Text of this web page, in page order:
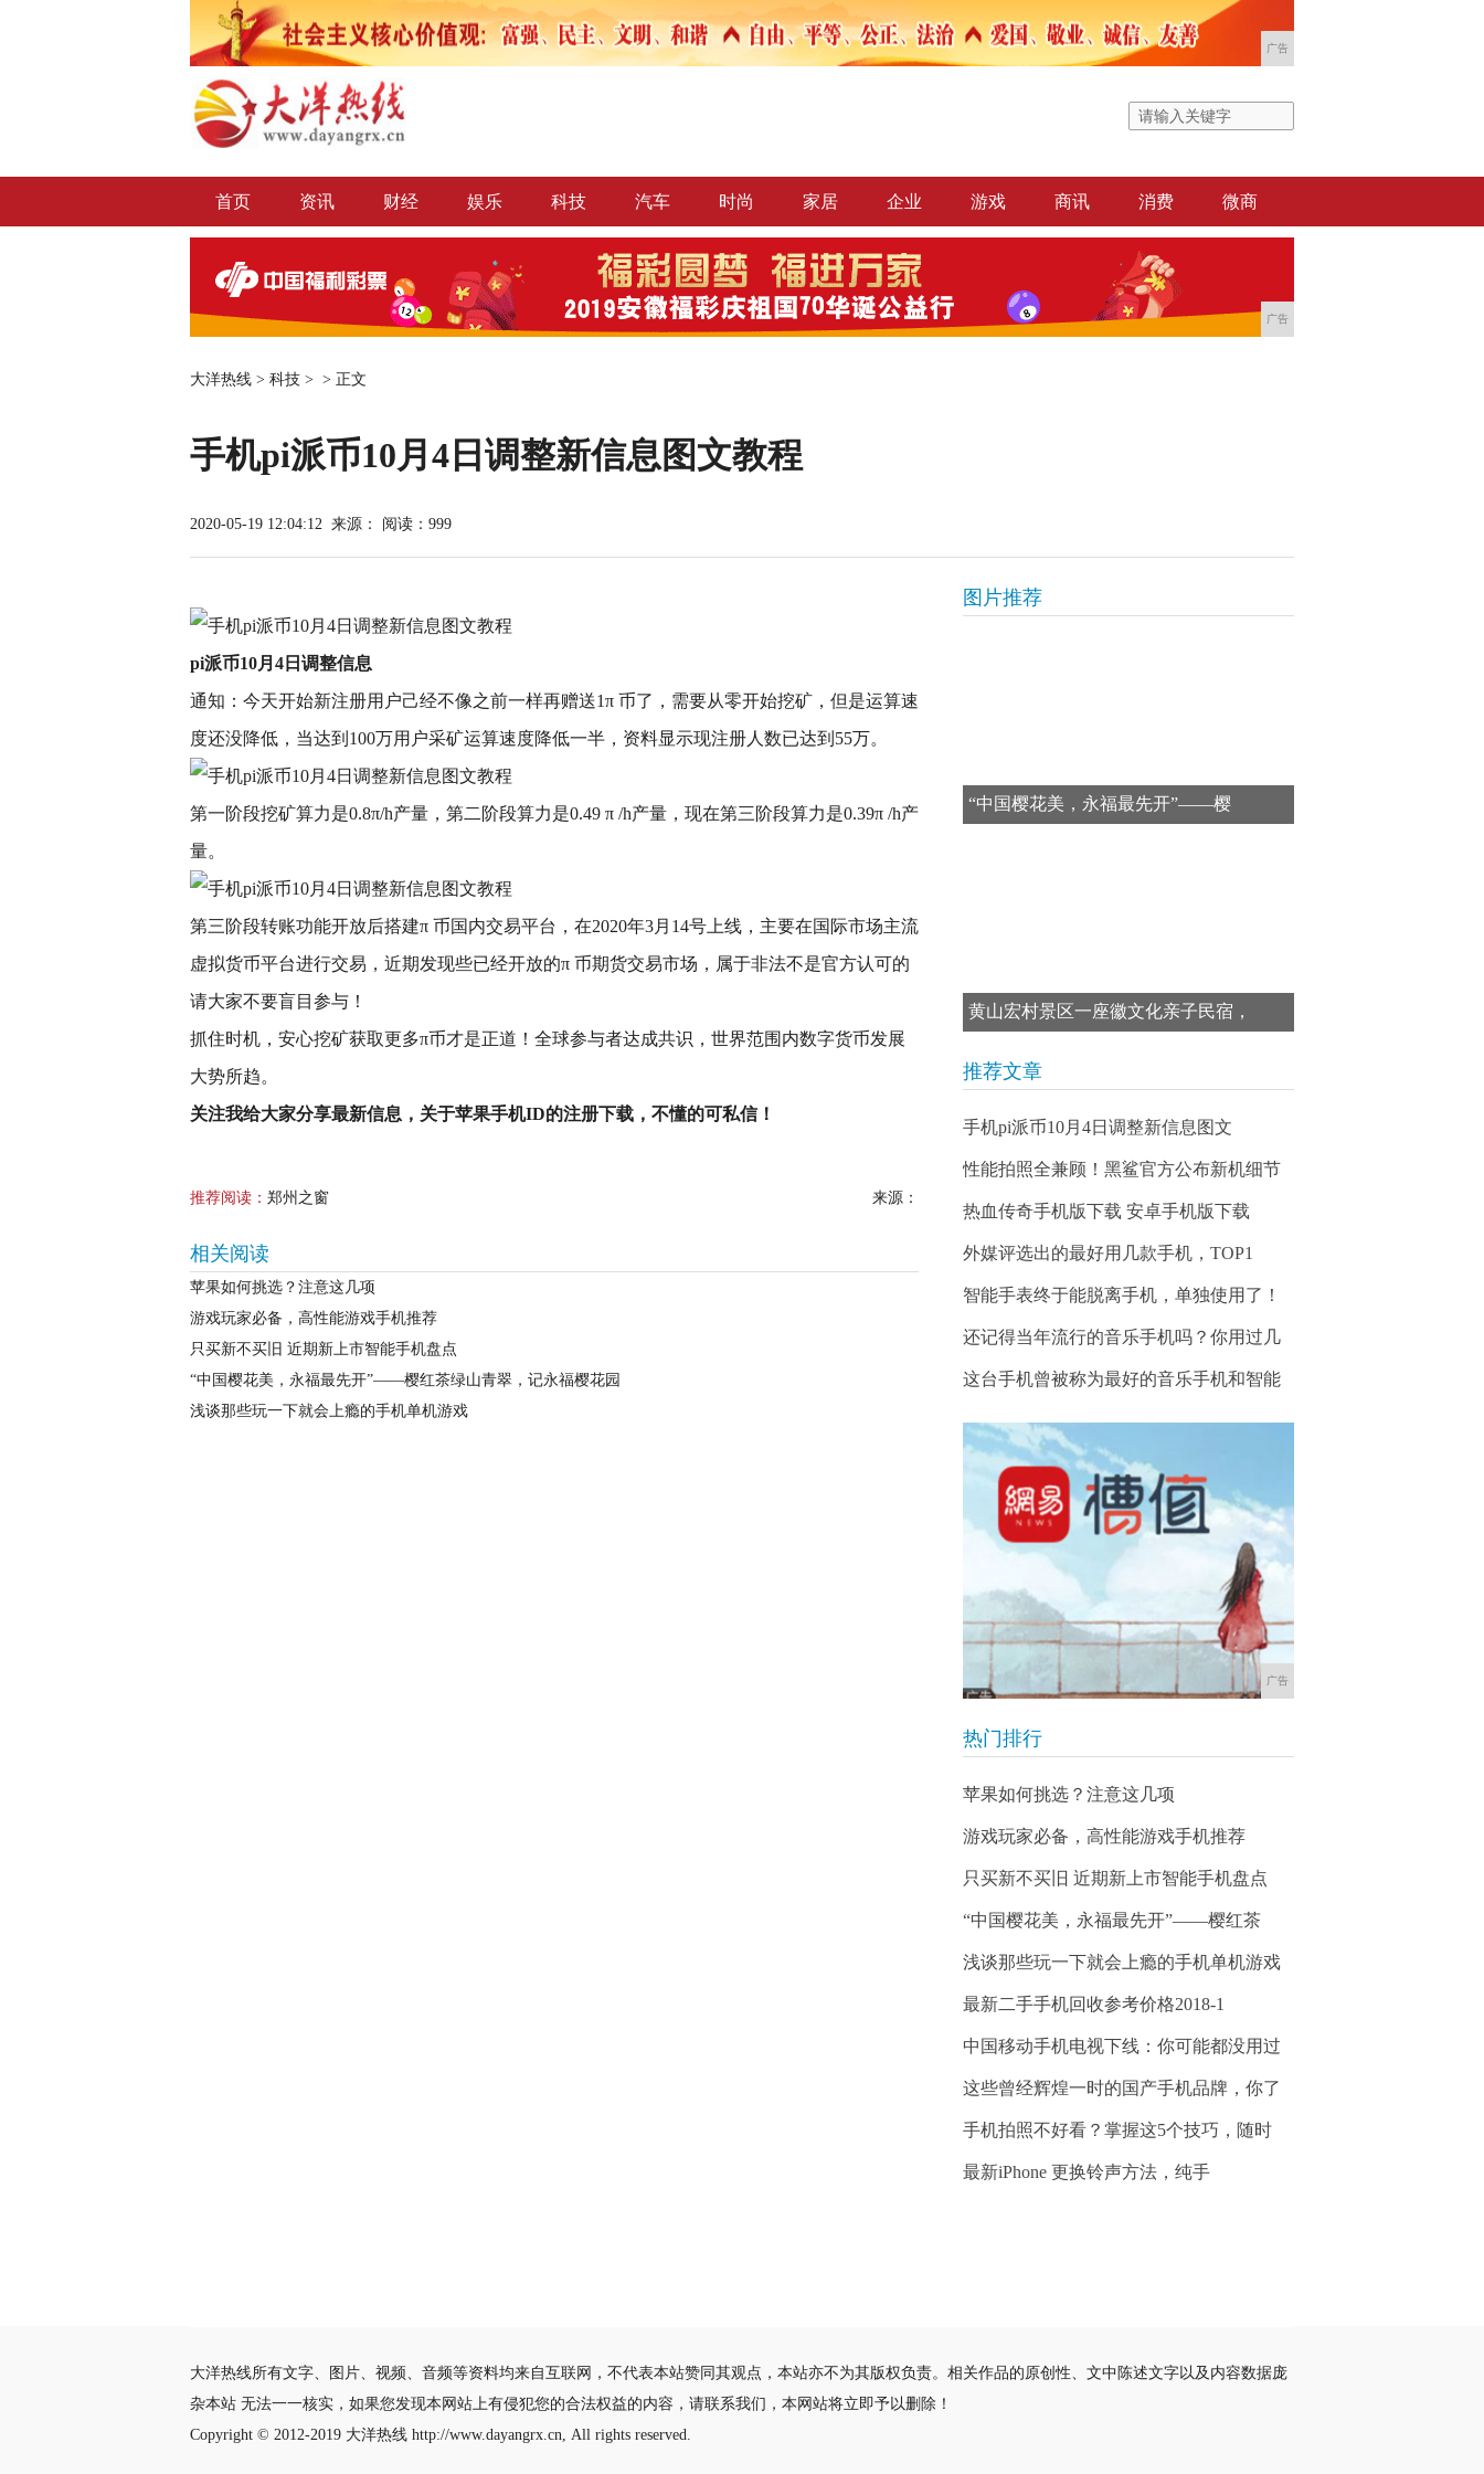
广告
首页 资讯 财经 娱乐 科技 汽车 时尚 家居 企业 游戏 商讯 消费 微商
广告
大洋热线 > 科技 > > 正文
手机pi派币10月4日调整新信息图文教程
2020-05-19 12:04:12 来源： 阅读：999
pi派币10月4日调整信息
通知：今天开始新注册用户己经不像之前一样再赠送1π 币了，需要从零开始挖矿，但是运算速
度还没降低，当达到100万用户采矿运算速度降低一半，资料显示现注册人数已达到55万。
第一阶段挖矿算力是0.8π/h产量，第二阶段算力是0.49 π /h产量，现在第三阶段算力是0.39π /h产
量。
第三阶段转账功能开放后搭建π 币国内交易平台，在2020年3月14号上线，主要在国际市场主流
虚拟货币平台进行交易，近期发现些已经开放的π 币期货交易市场，属于非法不是官方认可的
请大家不要盲目参与！
抓住时机，安心挖矿获取更多π币才是正道！全球参与者达成共识，世界范围内数字货币发展
大势所趋。
关注我给大家分享最新信息，关于苹果手机ID的注册下载，不懂的可私信！
推荐阅读： 郑州之窗 来源：
相关阅读
苹果如何挑选？注意这几项
游戏玩家必备，高性能游戏手机推荐
只买新不买旧 近期新上市智能手机盘点
“中国樱花美，永福最先开”——樱红茶绿山青翠，记永福樱花园
浅谈那些玩一下就会上瘾的手机单机游戏
图片推荐
“中国樱花美，永福最先开”——樱
黄山宏村景区一座徽文化亲子民宿，
推荐文章
手机pi派币10月4日调整新信息图文
性能拍照全兼顾！黑鲨官方公布新机细节
热血传奇手机版下载 安卓手机版下载
外媒评选出的最好用几款手机，TOP1
智能手表终于能脱离手机，单独使用了！
还记得当年流行的音乐手机吗？你用过几
这台手机曾被称为最好的音乐手机和智能
广告
热门排行
苹果如何挑选？注意这几项
游戏玩家必备，高性能游戏手机推荐
只买新不买旧 近期新上市智能手机盘点
“中国樱花美，永福最先开”——樱红茶
浅谈那些玩一下就会上瘾的手机单机游戏
最新二手手机回收参考价格2018-1
中国移动手机电视下线：你可能都没用过
这些曾经辉煌一时的国产手机品牌，你了
手机拍照不好看？掌握这5个技巧，随时
最新iPhone 更换铃声方法，纯手
大洋热线所有文字、图片、视频、音频等资料均来自互联网，不代表本站赞同其观点，本站亦不为其版权负责。相关作品的原创性、文中陈述文字以及内容数据庞
杂本站 无法一一核实，如果您发现本网站上有侵犯您的合法权益的内容，请联系我们，本网站将立即予以删除！
Copyright © 2012-2019 大洋热线 http://www.dayangrx.cn, All rights reserved.